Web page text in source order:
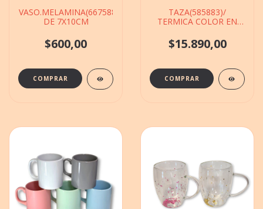
VASO.MELAMINA(667588)TREN.INFANTIL
DE 7X10CM
$600,00
TAZA(585883)/
TERMICA COLOR EN
$15.890,00
COMPRAR